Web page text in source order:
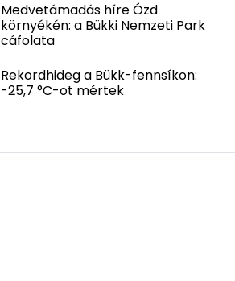
Medvetámadás híre Ózd
környékén: a Bükki Nemzeti Park
cáfolata
Rekordhideg a Bükk-fennsíkon:
-25,7 °C-ot mértek